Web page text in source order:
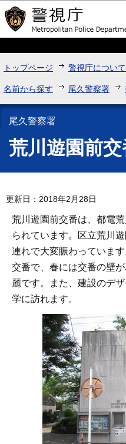
このペー
トップページ 警視庁について
名前から探す 尾久警察署
尾久警察署
荒川遊園前交
更新日：2018年2月28日
荒川遊園前交番は、都電
られています。区立荒川
連れで大変賑わっていま
交番で、春には交番の壁
麗です。また、建設のデ
学に訪れます。